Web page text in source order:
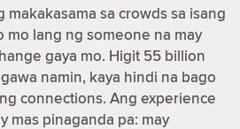
makakasama sa crowds sa isang
mo lang ng someone na may
gaya mo. Higit 55 billion
namin, kaya hindi na bago
connections. Ang experience
mas pinaganda pa: may